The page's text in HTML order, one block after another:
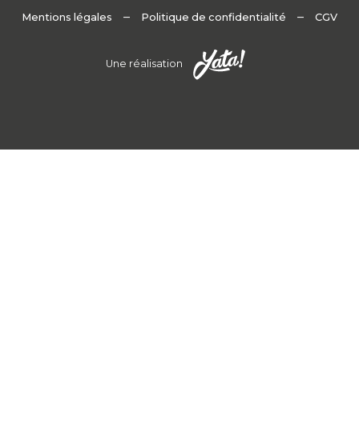
Mentions légales – Politique de confidentialité – CGV
Une réalisation